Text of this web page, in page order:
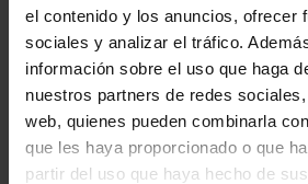
el contenido y los anuncios, ofrecer
sociales y analizar el tráfico.
información sobre el uso que haga
nuestros partners de redes
web, quienes pueden combinarla
que les haya proporcionado o que
partir del uso que haya hecho de
ORDENAR POR:
REFINAR